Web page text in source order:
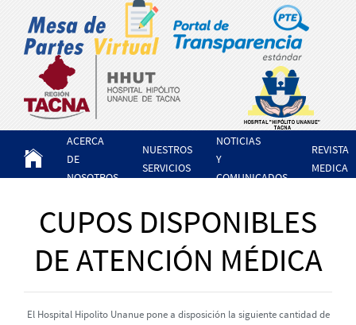
ACERCA
DE
NOSOTROS
NUESTROS
SERVICIOS
NOTICIAS
Y
COMUNICADOS
REVISTA
MEDICA
CUPOS DISPONIBLES
DE ATENCIÓN MÉDICA
El Hospital Hipolito Unanue pone a disposición la siguiente cantidad de